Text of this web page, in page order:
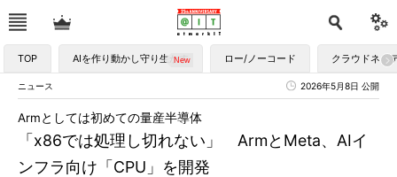
TOP AIを作り動かし守り生かす ロー/ノーコード クラウドネイ
ニュース 2026年5月8日 公開
「x86では処理し切れない」 ArmとMeta、AIイ
ンフラ向け「CPU」を開発
Armとしては初めての量産半導体